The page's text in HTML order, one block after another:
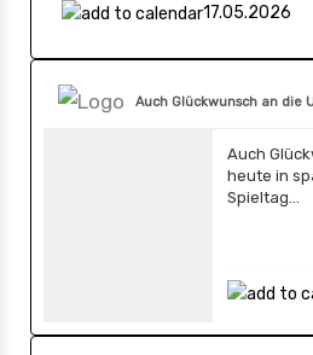
17.05.2026
Auch Glückwunsch an die
Auch
heute in
Spieltag…